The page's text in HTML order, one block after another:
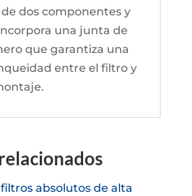
dos componentes y
una junta de
que garantiza una
entre el filtro y